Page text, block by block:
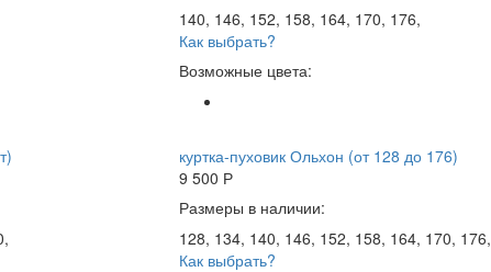
140, 146, 152, 158, 164, 170, 176,
Как выбрать?
Возможные цвета:
куртка-пуховик Ольхон (от 128 до 176)
9 500 Р
Размеры в наличии:
128, 134, 140, 146, 152, 158, 164, 170, 176,
Как выбрать?